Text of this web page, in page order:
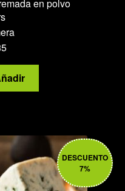
en polvo
DESCUENTO
7%